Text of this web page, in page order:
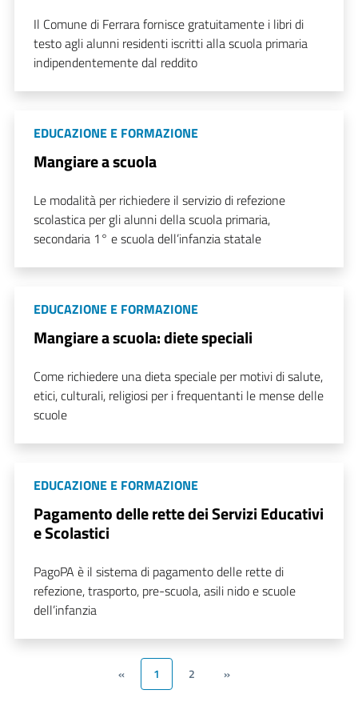
Il Comune di Ferrara fornisce gratuitamente i libri di
testo agli alunni residenti iscritti alla scuola primaria
indipendentemente dal reddito
EDUCAZIONE E FORMAZIONE
Mangiare a scuola
Le modalità per richiedere il servizio di refezione
scolastica per gli alunni della scuola primaria,
secondaria 1° e scuola dell’infanzia statale
EDUCAZIONE E FORMAZIONE
Mangiare a scuola: diete speciali
Come richiedere una dieta speciale per motivi di salute,
etici, culturali, religiosi per i frequentanti le mense delle
scuole
EDUCAZIONE E FORMAZIONE
Pagamento delle rette dei Servizi Educativi
e Scolastici
PagoPA è il sistema di pagamento delle rette di
refezione, trasporto, pre-scuola, asili nido e scuole
dell’infanzia
« 1 2 »